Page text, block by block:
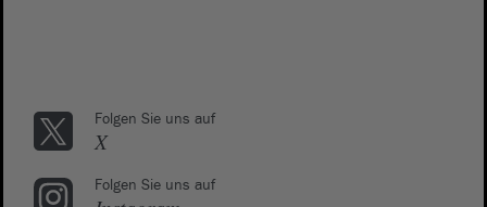
Folgen Sie uns auf
X
Folgen Sie uns auf